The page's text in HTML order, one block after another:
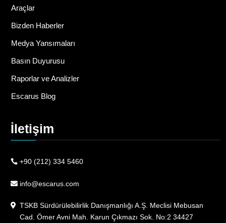
Araçlar
Bizden Haberler
Medya Yansımaları
Basın Duyurusu
Raporlar ve Analizler
Escarus Blog
İletişim
+90 (212) 334 5460
info@escarus.com
TSKB Sürdürülebilirlik Danışmanlığı A.Ş. Meclisi Mebusan
Cad. Ömer Avni Mah. Karun Çıkmazı Sok. No:2 34427